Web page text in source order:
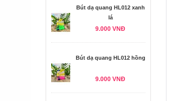
Bút dạ quang HL012 xanh
lá
9.000 VNĐ
Bút dạ quang HL012 hồng
9.000 VNĐ